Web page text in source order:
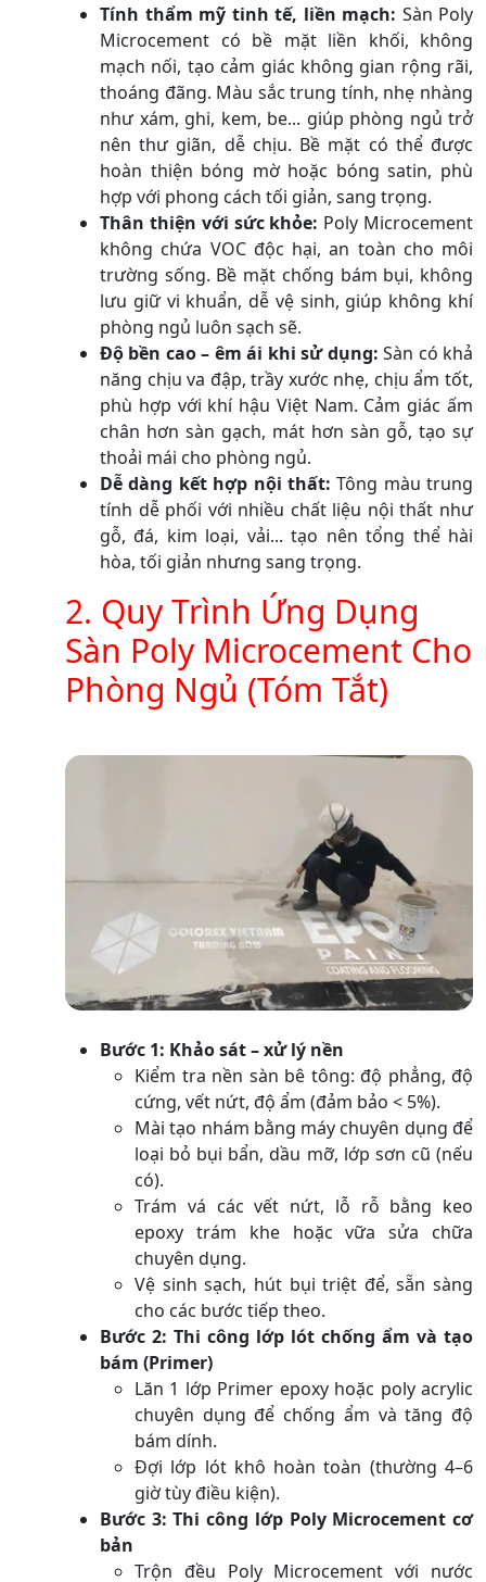
Tính thẩm mỹ tinh tế, liền mạch: Sàn Poly
Microcement có bề mặt liền khối, không
mạch nối, tạo cảm giác không gian rộng rãi,
thoáng đãng. Màu sắc trung tính, nhẹ nhàng
như xám, ghi, kem, be... giúp phòng ngủ trở
nên thư giãn, dễ chịu. Bề mặt có thể được
hoàn thiện bóng mờ hoặc bóng satin, phù
hợp với phong cách tối giản, sang trọng.
Thân thiện với sức khỏe: Poly Microcement
không chứa VOC độc hại, an toàn cho môi
trường sống. Bề mặt chống bám bụi, không
lưu giữ vi khuẩn, dễ vệ sinh, giúp không khí
phòng ngủ luôn sạch sẽ.
Độ bền cao – êm ái khi sử dụng: Sàn có khả
năng chịu va đập, trầy xước nhẹ, chịu ẩm tốt,
phù hợp với khí hậu Việt Nam. Cảm giác ấm
chân hơn sàn gạch, mát hơn sàn gỗ, tạo sự
thoải mái cho phòng ngủ.
Dễ dàng kết hợp nội thất: Tông màu trung
tính dễ phối với nhiều chất liệu nội thất như
gỗ, đá, kim loại, vải... tạo nên tổng thể hài
hòa, tối giản nhưng sang trọng.
2. Quy Trình Ứng Dụng
Sàn Poly Microcement Cho
Phòng Ngủ (Tóm Tắt)
Bước 1: Khảo sát – xử lý nền
Kiểm tra nền sàn bê tông: độ phẳng, độ
cứng, vết nứt, độ ẩm (đảm bảo < 5%).
Mài tạo nhám bằng máy chuyên dụng để
loại bỏ bụi bẩn, dầu mỡ, lớp sơn cũ (nếu
có).
Trám vá các vết nứt, lỗ rỗ bằng keo
epoxy trám khe hoặc vữa sửa chữa
chuyên dụng.
Vệ sinh sạch, hút bụi triệt để, sẵn sàng
cho các bước tiếp theo.
Bước 2: Thi công lớp lót chống ẩm và tạo
bám (Primer)
Lăn 1 lớp Primer epoxy hoặc poly acrylic
chuyên dụng để chống ẩm và tăng độ
bám dính.
Đợi lớp lót khô hoàn toàn (thường 4–6
giờ tùy điều kiện).
Bước 3: Thi công lớp Poly Microcement cơ
bản
Trộn đều Poly Microcement với nước